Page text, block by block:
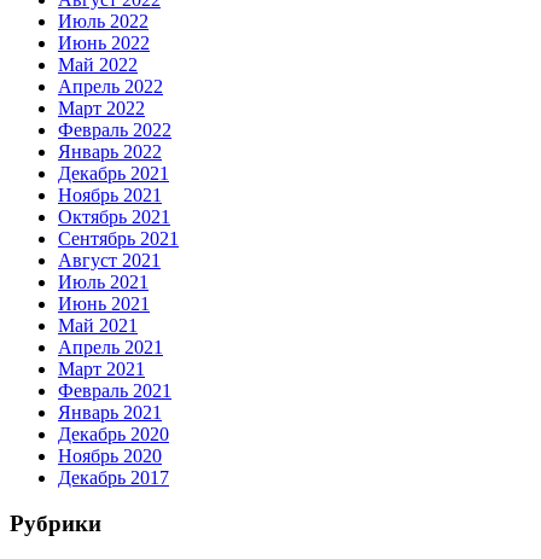
Июль 2022
Июнь 2022
Май 2022
Апрель 2022
Март 2022
Февраль 2022
Январь 2022
Декабрь 2021
Ноябрь 2021
Октябрь 2021
Сентябрь 2021
Август 2021
Июль 2021
Июнь 2021
Май 2021
Апрель 2021
Март 2021
Февраль 2021
Январь 2021
Декабрь 2020
Ноябрь 2020
Декабрь 2017
Рубрики